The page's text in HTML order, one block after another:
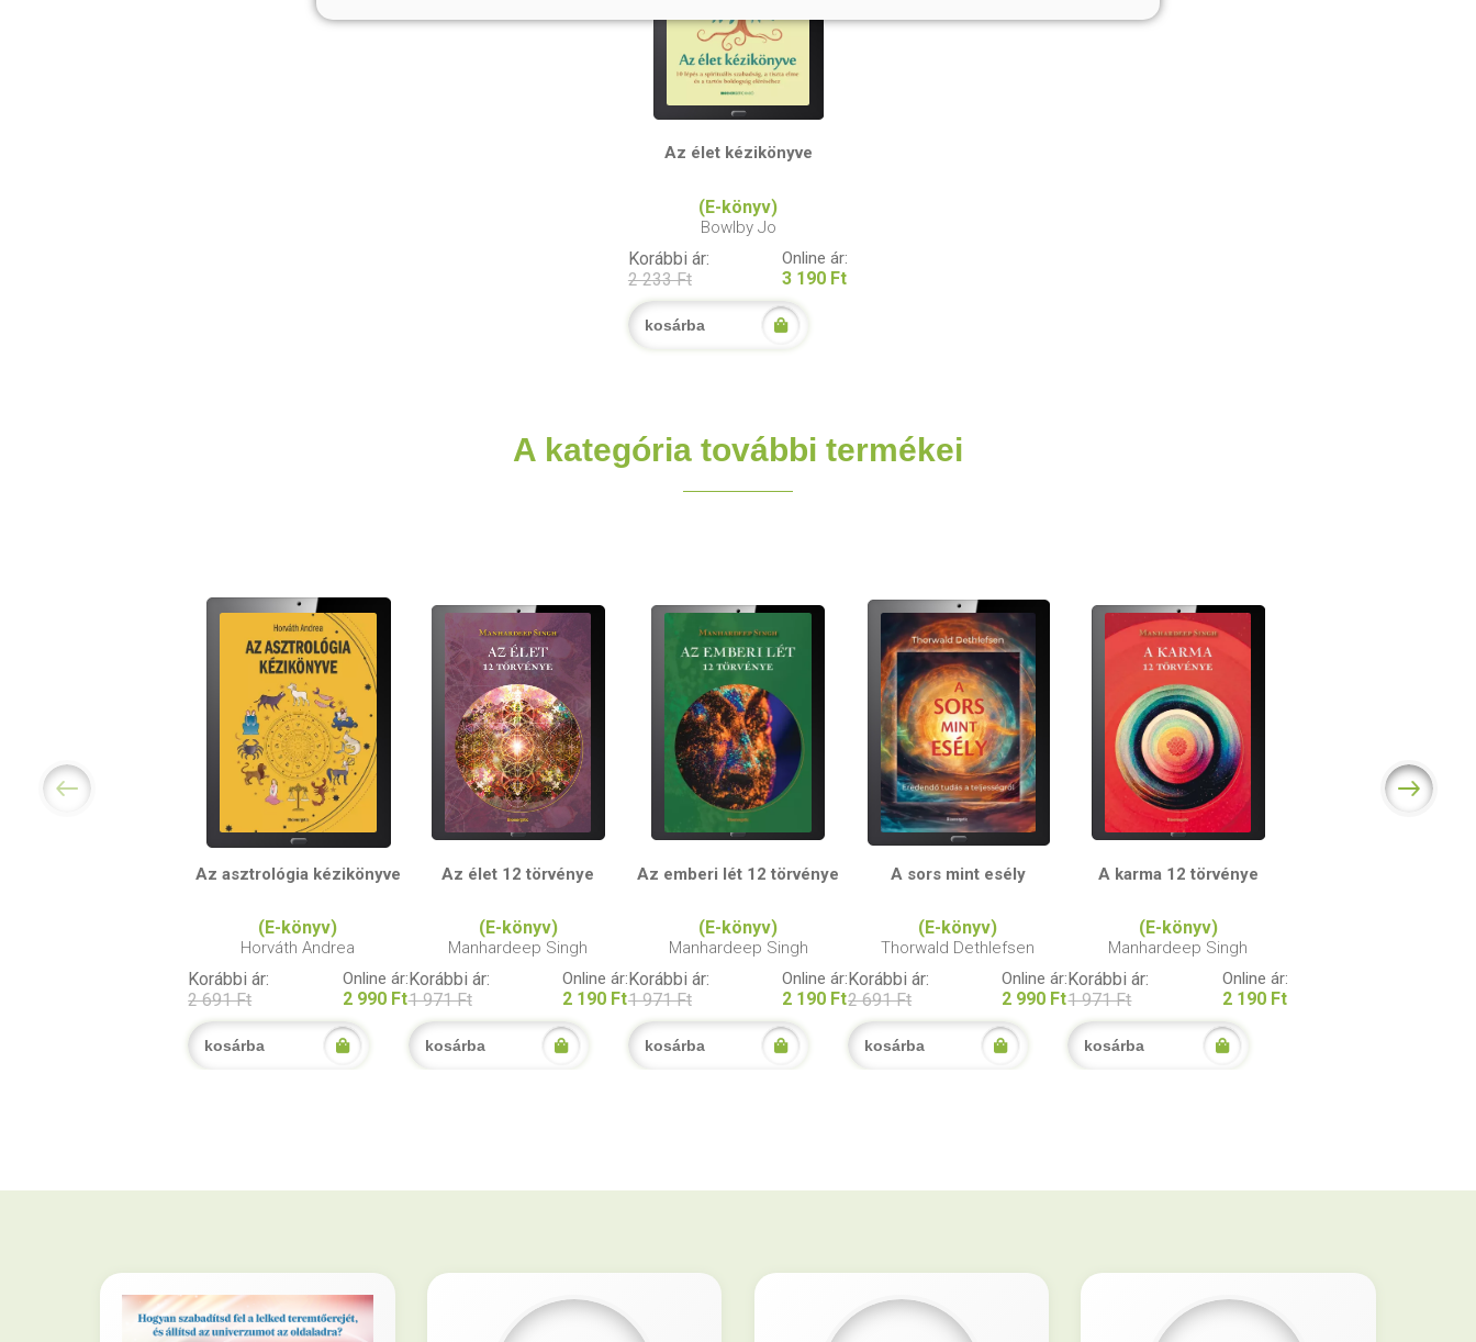
Az élet kézikönyve
(E-könyv)
Bowlby Jo
Korábbi ár:
2 233 Ft
Online ár:
3 190 Ft
kosárba
A kategória további termékei
Az asztrológia kézikönyve
(E-könyv)
Horváth Andrea
Korábbi ár:
2 691 Ft
Online ár:
2 990 Ft
kosárba
Az élet 12 törvénye
(E-könyv)
Manhardeep Singh
Korábbi ár:
1 971 Ft
Online ár:
2 190 Ft
kosárba
Az emberi lét 12 törvénye
(E-könyv)
Manhardeep Singh
Korábbi ár:
1 971 Ft
Online ár:
2 190 Ft
kosárba
A sors mint esély
(E-könyv)
Thorwald Dethlefsen
Korábbi ár:
2 691 Ft
Online ár:
2 990 Ft
kosárba
A karma 12 törvénye
(E-könyv)
Manhardeep Singh
Korábbi ár:
1 971 Ft
Online ár:
2 190 Ft
kosárba